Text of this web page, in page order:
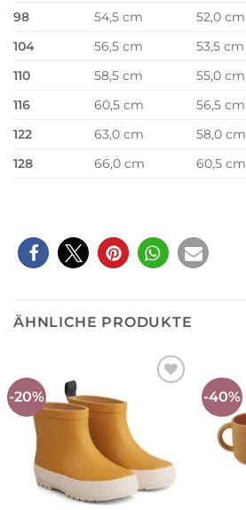
98
54,5 cm 52,0 cm
104
56,5 cm 53,5 cm
110
58,5 cm 55,0 cm
116
60,5 cm 56,5 cm
122
63,0 cm 58,0 cm
128
66,0 cm 60,5 cm
ÄHNLICHE PRODUKTE
-20%
Wunschliste
-40%